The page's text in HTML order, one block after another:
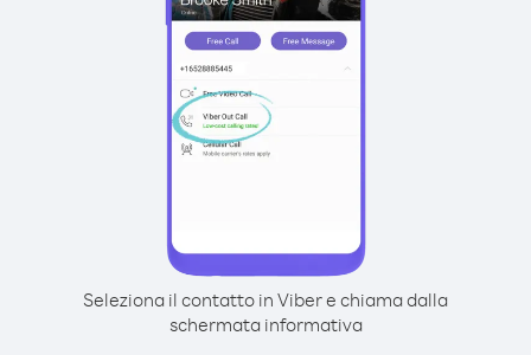
Seleziona il contatto in Viber e chiama dalla
schermata informativa